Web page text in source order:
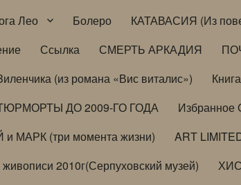
Лео
Болеро КАТАВАСИЯ (Из
Ссылка СМЕРТЬ АРКАДИЯ
(из романа «Вис виталис»)
ДО 2009-ГО ГОДА
Избранное
МАРК (три момента жизни)
ART
2010г(Серпуховский музей)